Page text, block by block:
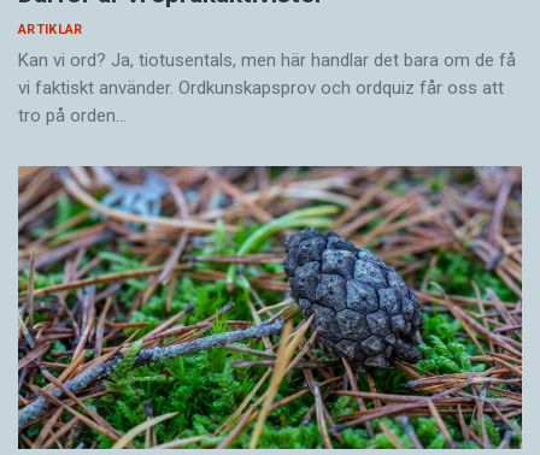
ARTIKLAR
Kan vi ord? Ja, tiotusentals, men här handlar det bara om de få
vi faktiskt använder. Ordkunskapsprov och ordquiz får oss att
tro på orden…